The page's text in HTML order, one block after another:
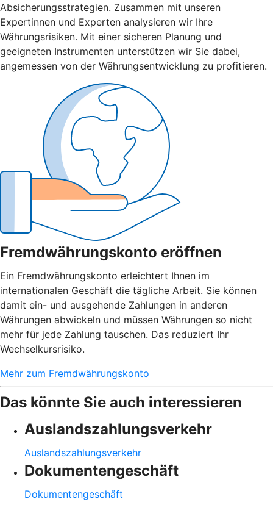
Absicherungsstrategien. Zusammen mit unseren
Expertinnen und Experten analysieren wir Ihre
Währungsrisiken. Mit einer sicheren Planung und
geeigneten Instrumenten unterstützen wir Sie dabei,
angemessen von der Währungsentwicklung zu profitieren.
Fremdwährungskonto eröffnen
Ein Fremdwährungskonto erleichtert Ihnen im
internationalen Geschäft die tägliche Arbeit. Sie können
damit ein- und ausgehende Zahlungen in anderen
Währungen abwickeln und müssen Währungen so nicht
mehr für jede Zahlung tauschen. Das reduziert Ihr
Wechselkursrisiko.
Mehr zum Fremdwährungskonto
Das könnte Sie auch interessieren
Auslandszahlungsverkehr
Auslandszahlungsverkehr
Dokumentengeschäft
Dokumentengeschäft